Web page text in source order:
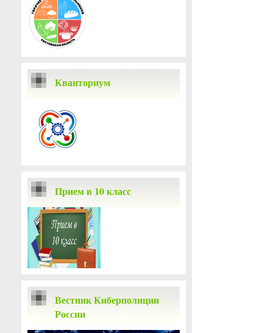
Кванториум
Прием в 10 класс
Вестник Киберполиции
России